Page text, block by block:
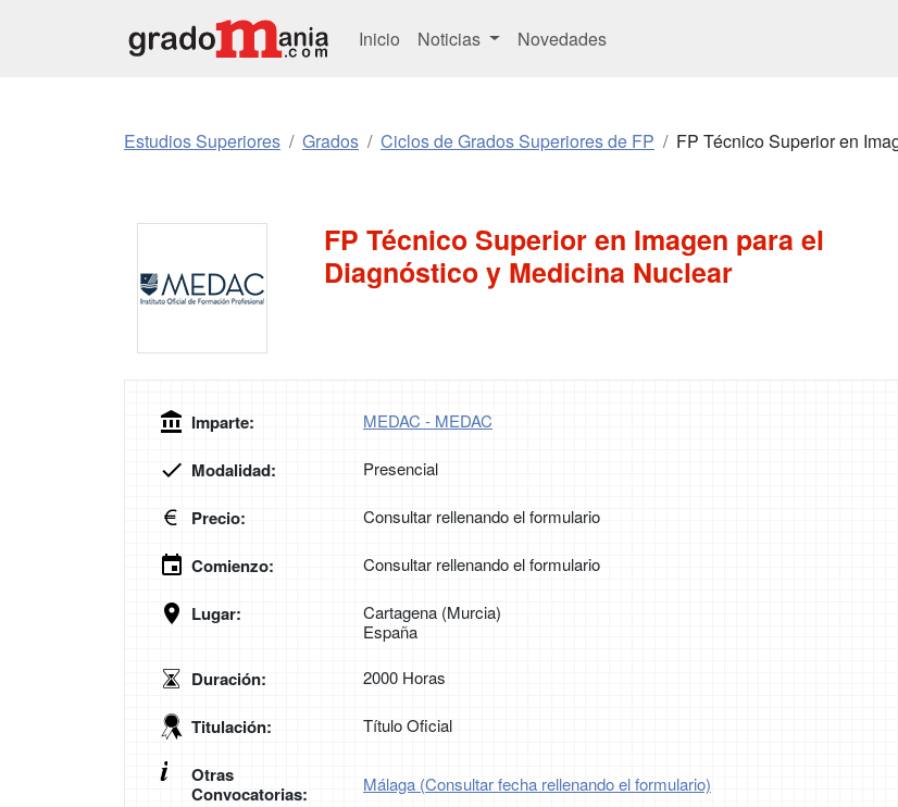
Inicio Noticias Novedades
Estudios Superiores Grados Ciclos de Grados Superiores de FP FP Técnico Superior en
FP Técnico Superior en Imagen para el
Diagnóstico y Medicina Nuclear
Imparte: MEDAC - MEDAC
Modalidad: Presencial
Precio: Consultar rellenando el formulario
Comienzo: Consultar rellenando el formulario
Lugar:
Cartagena (Murcia)
España
Duración: 2000 Horas
Titulación: Título Oficial
Otras
Convocatorias:
Málaga (Consultar fecha rellenando el formulario)